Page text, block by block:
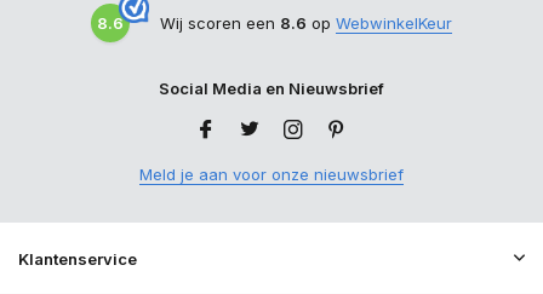
8.6 Wij scoren een 8.6 op WebwinkelKeur
Social Media en Nieuwsbrief
Meld je aan voor onze nieuwsbrief
Klantenservice